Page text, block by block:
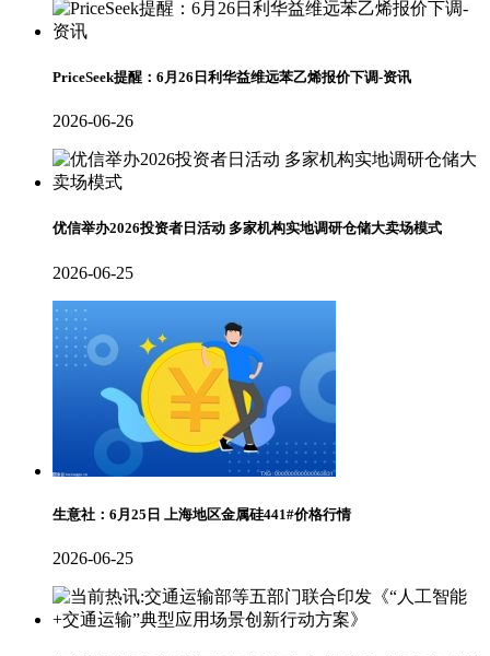
PriceSeek提醒：6月26日利华益维远苯乙烯报价下调-资讯
2026-06-26
优信举办2026投资者日活动 多家机构实地调研仓储大卖场模式
2026-06-25
生意社：6月25日 上海地区金属硅441#价格行情
2026-06-25